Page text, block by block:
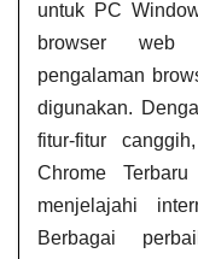
untuk PC
browser web
pengalaman
digunakan.
fitur-fitur
Chrome
menjelajahi
Berbagai